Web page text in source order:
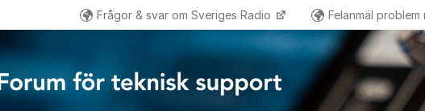
Frågor & svar om Sveriges Radio Felanmäl